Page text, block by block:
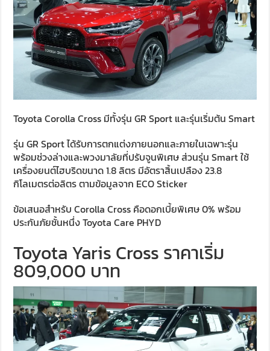
Toyota Corolla Cross มีทั้งรุ่น GR Sport และรุ่นเริ่มต้น Smart
รุ่น GR Sport ได้รับการตกแต่งภายนอกและภายในเฉพาะรุ่น
พร้อมช่วงล่างและพวงมาลัยที่ปรับจูนพิเศษ ส่วนรุ่น Smart ใช้
เครื่องยนต์ไฮบริดขนาด 1.8 ลิตร มีอัตราสิ้นเปลือง 23.8
กิโลเมตรต่อลิตร ตามข้อมูลจาก ECO Sticker
ข้อเสนอสำหรับ Corolla Cross คือดอกเบี้ยพิเศษ 0% พร้อม
ประกันภัยชั้นหนึ่ง Toyota Care PHYD
Toyota Yaris Cross ราคาเริ่ม
809,000 บาท